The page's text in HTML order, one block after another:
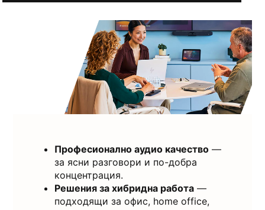
Професионално аудио качество —
за ясни разговори и по-добра
концентрация.
Решения за хибридна работа —
подходящи за офис, home office,